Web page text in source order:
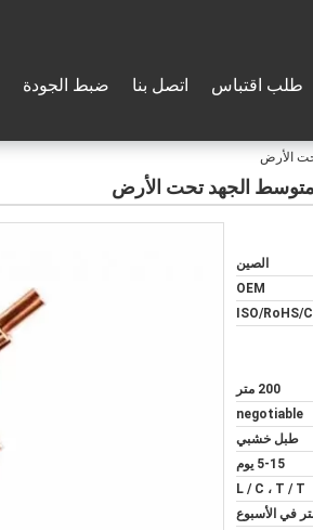
ضبط الجودة اتصل بنا طلب اقتباس
الصين
OEM
ISO/RoHS/
200 متر
negotiable
طبل خشبي
5-15 يوم
L / C ، T / T